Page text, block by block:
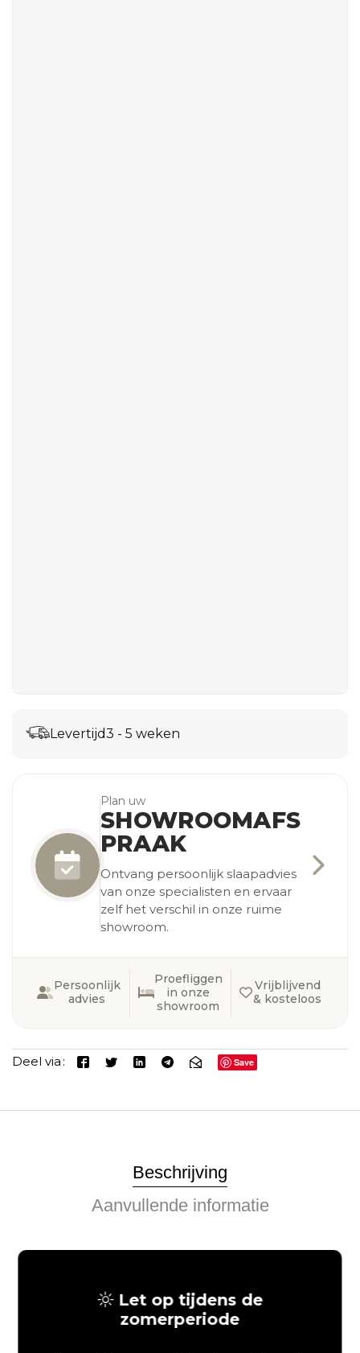
Levertijd3 - 5 weken
Plan uw
SHOWROOMAFS
PRAAK
Ontvang persoonlijk slaapadvies
van onze specialisten en ervaar
zelf het verschil in onze ruime
showroom.
Persoonlijk
advies
Proefliggen
in onze
showroom
Vrijblijvend
& kosteloos
Deel via Save
Beschrijving
Aanvullende informatie
Boxspring Zurich voor
hotelcomfortLet op tijdens de
zomerperiode